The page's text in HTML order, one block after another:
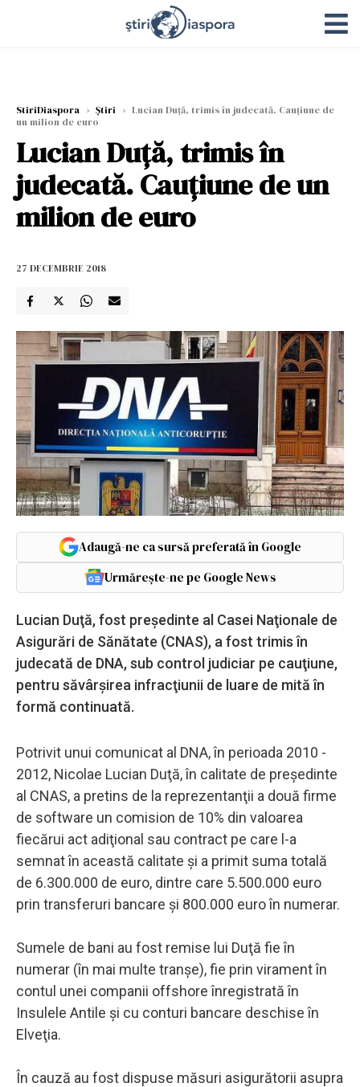
StiriDiaspora › Știri › Lucian Duță, trimis în judecată. Cauțiune de
un milion de euro
Lucian Duță, trimis în
judecată. Cauțiune de un
milion de euro
27 DECEMBRIE 2018
Adaugă-ne ca sursă preferată în Google
Urmărește-ne pe Google News
Lucian Duţă, fost preşedinte al Casei Naţionale de
Asigurări de Sănătate (CNAS), a fost trimis în
judecată de DNA, sub control judiciar pe cauţiune,
pentru săvârşirea infracţiunii de luare de mită în
formă continuată.
Potrivit unui comunicat al DNA, în perioada 2010 -
2012, Nicolae Lucian Duţă, în calitate de preşedinte
al CNAS, a pretins de la reprezentanţii a două firme
de software un comision de 10% din valoarea
fiecărui act adiţional sau contract pe care l-a
semnat în această calitate şi a primit suma totală
de 6.300.000 de euro, dintre care 5.500.000 euro
prin transferuri bancare şi 800.000 euro în numerar.
Sumele de bani au fost remise lui Duţă fie în
numerar (în mai multe tranşe), fie prin virament în
contul unei companii offshore înregistrată în
Insulele Antile şi cu conturi bancare deschise în
Elveţia.
În cauză au fost dispuse măsuri asigurătorii asupra